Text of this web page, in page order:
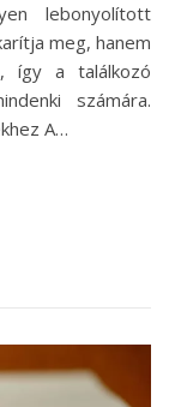
lebonyolított
meg, hanem
így a találkozó
számára.
A…